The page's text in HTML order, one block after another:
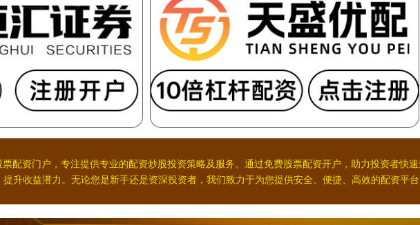
配资门户，专注提供专业的配资炒股投资策略及服务。通过免费股票配资开户，助力投资者快
升收益潜力。无论您是新手还是资深投资者，我们致力于为您提供安全、便捷、高效的配资平